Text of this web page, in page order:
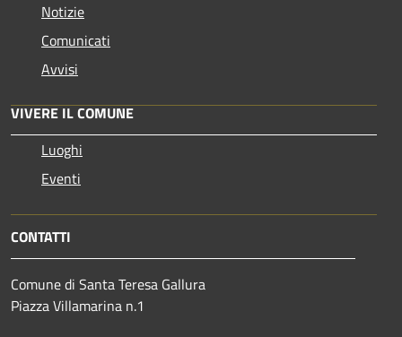
Notizie
Comunicati
Avvisi
VIVERE IL COMUNE
Luoghi
Eventi
CONTATTI
Comune di Santa Teresa Gallura
Piazza Villamarina n.1